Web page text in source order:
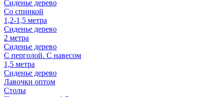
Сиденье дерево
Со спинкой
1,2-1,5 метра
Сиденье дерево
2 метра
Сиденье дерево
С перголой. С навесом
1,5 метра
Сиденье дерево
Лавочки оптом
Столы